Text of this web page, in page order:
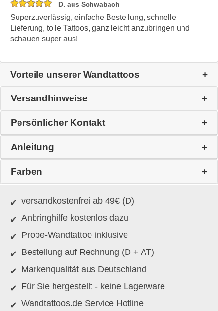
D. aus Schwabach
Superzuverlässig, einfache Bestellung, schnelle
Lieferung, tolle Tattoos, ganz leicht anzubringen und
schauen super aus!
Vorteile unserer Wandtattoos
Versandhinweise
Persönlicher Kontakt
Anleitung
Farben
versandkostenfrei ab 49€ (D)
Anbringhilfe kostenlos dazu
Probe-Wandtattoo inklusive
Bestellung auf Rechnung (D + AT)
Markenqualität aus Deutschland
Für Sie hergestellt - keine Lagerware
Wandtattoos.de Service Hotline